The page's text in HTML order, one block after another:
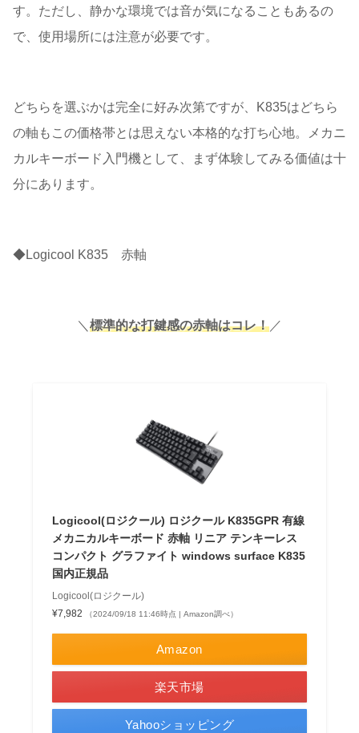
す。ただし、静かな環境では音が気になることもあるの
で、使用場所には注意が必要です。
どちらを選ぶかは完全に好み次第ですが、K835はどちら
の軸もこの価格帯とは思えない本格的な打ち心地。メカニ
カルキーボード入門機として、まず体験してみる価値は十
分にあります。
◆Logicool K835 赤軸
＼ 標準的な打鍵感の赤軸はコレ！ ／
Logicool(ロジクール) ロジクール K835GPR 有線
メカニカルキーボード 赤軸 リニア テンキーレス
コンパクト グラファイト windows surface K835
国内正規品
Logicool(ロジクール)
¥7,982
（2024/09/18 11:46時点 | Amazon調べ）
Amazon
楽天市場
Yahooショッピング